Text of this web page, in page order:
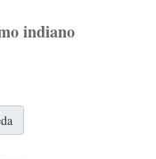
indiano